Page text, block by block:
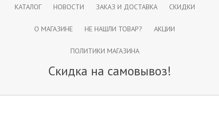
КАТАЛОГ НОВОСТИ ЗАКАЗ И ДОСТАВКА СКИДКИ
О МАГАЗИНЕ НЕ НАШЛИ ТОВАР? АКЦИИ
ПОЛИТИКИ МАГАЗИНА
Скидка на самовывоз!